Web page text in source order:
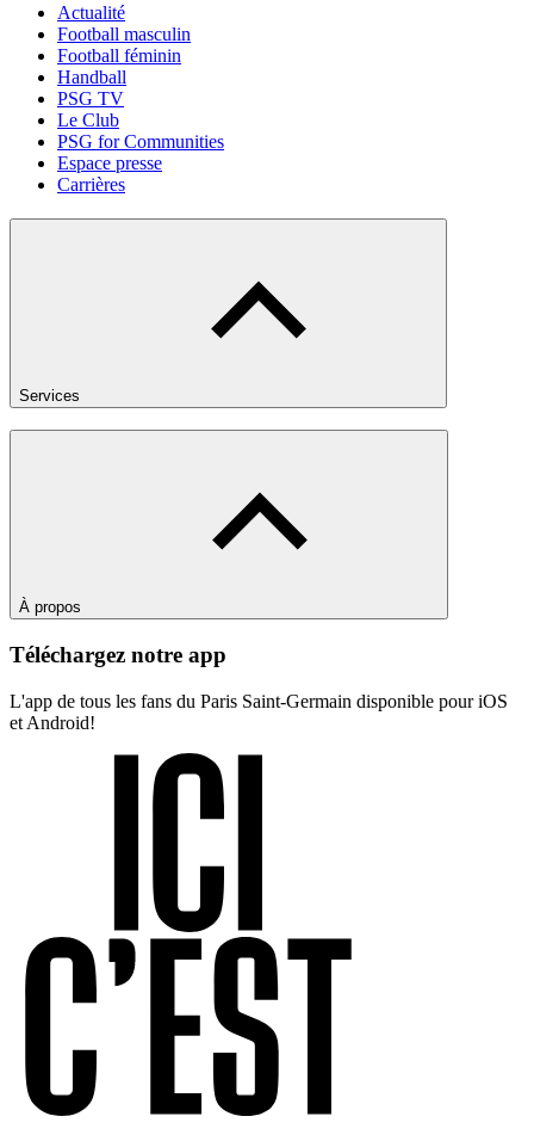
Actualité
Football masculin
Football féminin
Handball
PSG TV
Le Club
PSG for Communities
Espace presse
Carrières
Services
À propos
Téléchargez notre app
L'app de tous les fans du Paris Saint-Germain disponible pour iOS
et Android!